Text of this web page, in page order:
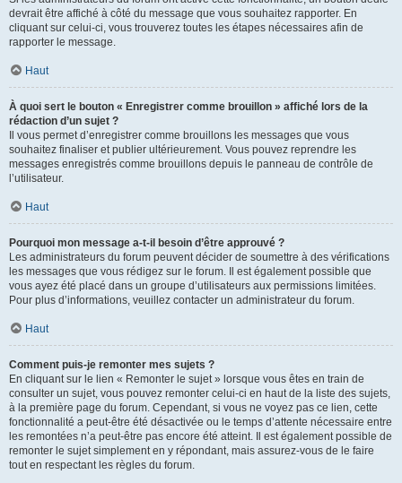
devrait être affiché à côté du message que vous souhaitez rapporter. En
cliquant sur celui-ci, vous trouverez toutes les étapes nécessaires afin de
rapporter le message.
Haut
À quoi sert le bouton « Enregistrer comme brouillon » affiché lors de la
rédaction d’un sujet ?
Il vous permet d’enregistrer comme brouillons les messages que vous
souhaitez finaliser et publier ultérieurement. Vous pouvez reprendre les
messages enregistrés comme brouillons depuis le panneau de contrôle de
l’utilisateur.
Haut
Pourquoi mon message a-t-il besoin d’être approuvé ?
Les administrateurs du forum peuvent décider de soumettre à des vérifications
les messages que vous rédigez sur le forum. Il est également possible que
vous ayez été placé dans un groupe d’utilisateurs aux permissions limitées.
Pour plus d’informations, veuillez contacter un administrateur du forum.
Haut
Comment puis-je remonter mes sujets ?
En cliquant sur le lien « Remonter le sujet » lorsque vous êtes en train de
consulter un sujet, vous pouvez remonter celui-ci en haut de la liste des sujets,
à la première page du forum. Cependant, si vous ne voyez pas ce lien, cette
fonctionnalité a peut-être été désactivée ou le temps d’attente nécessaire entre
les remontées n’a peut-être pas encore été atteint. Il est également possible de
remonter le sujet simplement en y répondant, mais assurez-vous de le faire
tout en respectant les règles du forum.